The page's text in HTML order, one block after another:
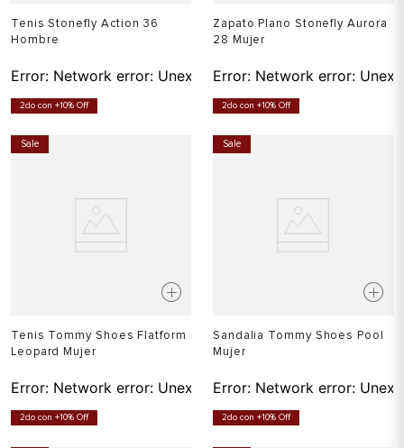
Tenis Stonefly Action 36
Hombre
Error: Network error: Unexpected token T in JSON at
2do con +10% Off
Zapato Plano Stonefly Aurora
28 Mujer
Error: Network error:
2do con +10% Off
Sale
Tenis Tommy Shoes Flatform
Leopard Mujer
Error: Network error: Unexpected token T in JSON at
2do con +10% Off
Sale
Sandalia Tommy Shoes Pool
Mujer
Error: Network error:
2do con +10% Off